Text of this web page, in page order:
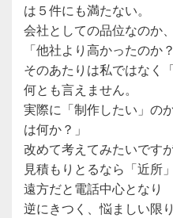
は５件にも満たない。
会社としての品位なのか
「他社より高かったのか？
そのあたりは私ではなく
何とも言えません。
実際に「制作したい」の
は何か？」
改めて考えてみたいです
見積もりとるなら「近所
遠方だと電話中心となり
逆にきつく、悩ましい限り